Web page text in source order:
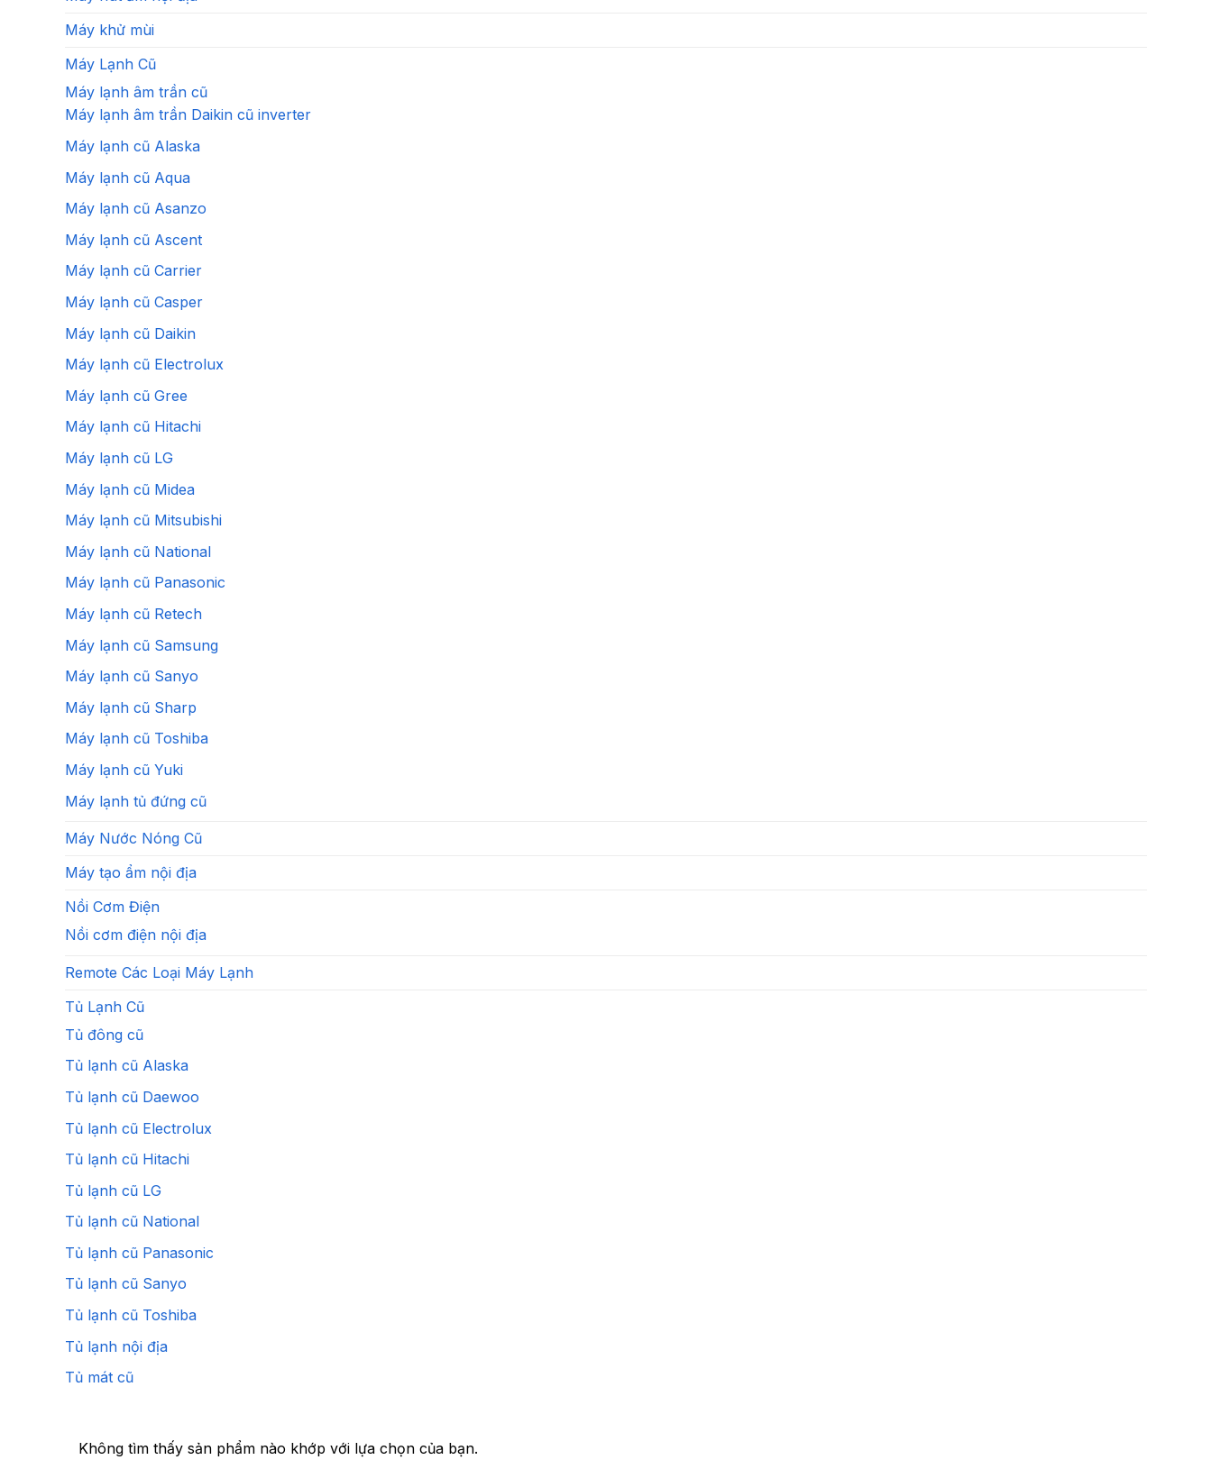
Máy khử mùi
Máy Lạnh Cũ
Máy lạnh âm trần cũ
Máy lạnh âm trần Daikin cũ inverter
Máy lạnh cũ Alaska
Máy lạnh cũ Aqua
Máy lạnh cũ Asanzo
Máy lạnh cũ Ascent
Máy lạnh cũ Carrier
Máy lạnh cũ Casper
Máy lạnh cũ Daikin
Máy lạnh cũ Electrolux
Máy lạnh cũ Gree
Máy lạnh cũ Hitachi
Máy lạnh cũ LG
Máy lạnh cũ Midea
Máy lạnh cũ Mitsubishi
Máy lạnh cũ National
Máy lạnh cũ Panasonic
Máy lạnh cũ Retech
Máy lạnh cũ Samsung
Máy lạnh cũ Sanyo
Máy lạnh cũ Sharp
Máy lạnh cũ Toshiba
Máy lạnh cũ Yuki
Máy lạnh tủ đứng cũ
Máy Nước Nóng Cũ
Máy tạo ẩm nội địa
Nồi Cơm Điện
Nồi cơm điện nội địa
Remote Các Loại Máy Lạnh
Tủ Lạnh Cũ
Tủ đông cũ
Tủ lạnh cũ Alaska
Tủ lạnh cũ Daewoo
Tủ lạnh cũ Electrolux
Tủ lạnh cũ Hitachi
Tủ lạnh cũ LG
Tủ lạnh cũ National
Tủ lạnh cũ Panasonic
Tủ lạnh cũ Sanyo
Tủ lạnh cũ Toshiba
Tủ lạnh nội địa
Tủ mát cũ
Không tìm thấy sản phẩm nào khớp với lựa chọn của bạn.